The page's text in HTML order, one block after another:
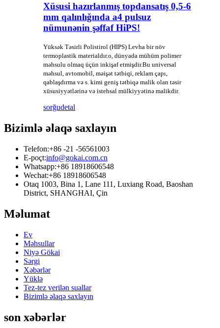
Xüsusi hazırlanmış topdansatış 0,5-6
mm qalınlığında a4 pulsuz
nümunənin şəffaf HiPS!
Yüksək Təsirli Polistirol (HIPS) Levha bir növ
termoplastik materialdır.o, dünyada mühüm polimer
məhsulu olmaq üçün inkişaf etmişdir.Bu universal
məhsul, avtomobil, məişət tətbiqi, reklam çapı,
qablaşdırma və s. kimi geniş tətbiqə malik olan təsir
xüsusiyyətlərinə və istehsal mülkiyyətinə malikdir.
sorğudetal
Bizimlə əlaqə saxlayın
Telefon:+86 -21 -56561003
E-poçt:info@gokai.com.cn
Whatsapp:+86 18918606548
Wechat:+86 18918606548
Otaq 1003, Bina 1, Lane 111, Luxiang Road, Baoshan
District, SHANGHAI, Çin
Məlumat
Ev
Məhsullar
Niyə Gökai
Sərgi
Xəbərlər
Yüklə
Tez-tez verilən suallar
Bizimlə əlaqə saxlayın
son xəbərlər